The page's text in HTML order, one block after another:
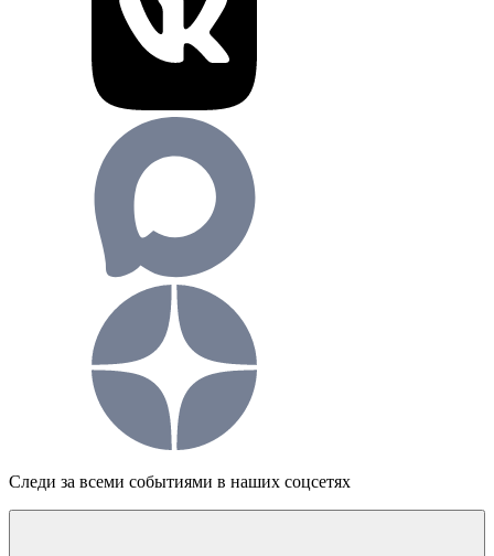
Следи за всеми событиями в наших соцсетях